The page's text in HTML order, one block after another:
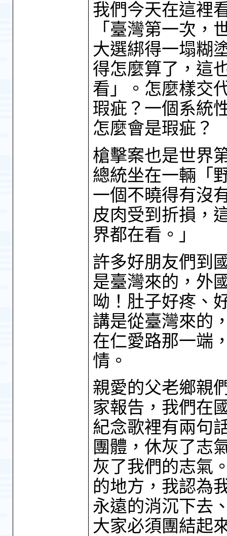
我們今天在這裡
「臺灣第一次，
大選綁得一塌糊
得怎麼算了，這
看」。怎麼樣交
瑕疵？一個系統
怎麼會是瑕疵？
槍擊案也是世界
總統坐在一輛「
一個不曉得有沒
皮肉受到折損，
界都在看。」
許多好朋友們到
是臺灣來的，外
呦！肚子好疼、
講是從臺灣來的
在仁愛路那一端
情。
親愛的父老鄉親
家報告，我們在
紀念歌裡有兩句
團體，休灰了志
灰了我們的志氣
的地方，我認為
永遠的消沉下去
大家必須團結起